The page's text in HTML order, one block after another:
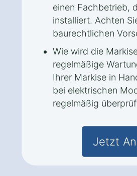
einen Fachbetrieb,
installiert. Achten
baurechtlichen
Wie wird die
regelmäßige
Ihrer Markise in
bei elektrischen
regelmäßig
Jetzt